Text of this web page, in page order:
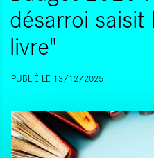
désarroi saisit
livre"
PUBLIÉ LE 13/12/2025